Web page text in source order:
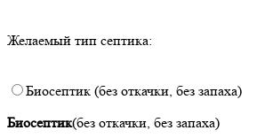
Желаемый тип септика:
Биосептик (без откачки, без запаха)
Биосептик(без откачки, без запаха)